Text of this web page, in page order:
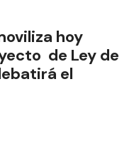
hoy
de Ley de
el